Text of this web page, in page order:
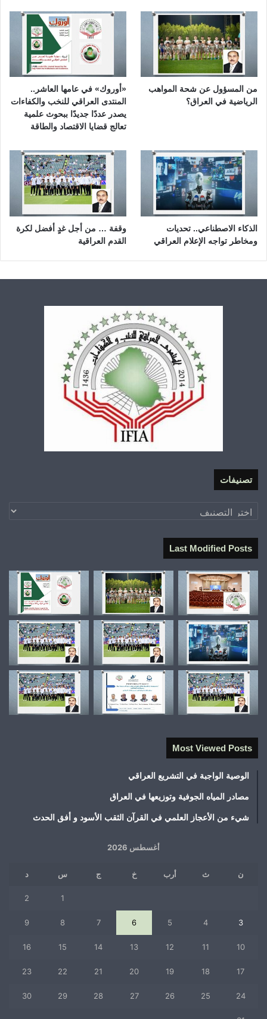
من المسؤول عن شحة المواهب
الرياضية في العراق؟
«أوروك» في عامها العاشر..
المنتدى العراقي للنخب والكفاءات
يصدر عددًا جديدًا ببحوث علمية
تعالج قضايا الاقتصاد والطاقة
الذكاء الاصطناعي.. تحديات
ومخاطر تواجه الإعلام العراقي
وقفة … من أجل غدٍ أفضل لكرة
القدم العراقية
تصنيفات
تصنيفات
Last Modified Posts
Most Viewed Posts
الوصية الواجبة في التشريع العراقي
مصادر المياه الجوفية وتوزيعها في العراق
شيء من الأعجاز العلمي في القرآن الثقب الأسود و أفق الحدث
أغسطس 2026
ن ث أرب خ ج س د
1
2
3
4
5
6
7
8
9
10
11
12
13
14
15
16
17
18
19
20
21
22
23
24
25
26
27
28
29
30